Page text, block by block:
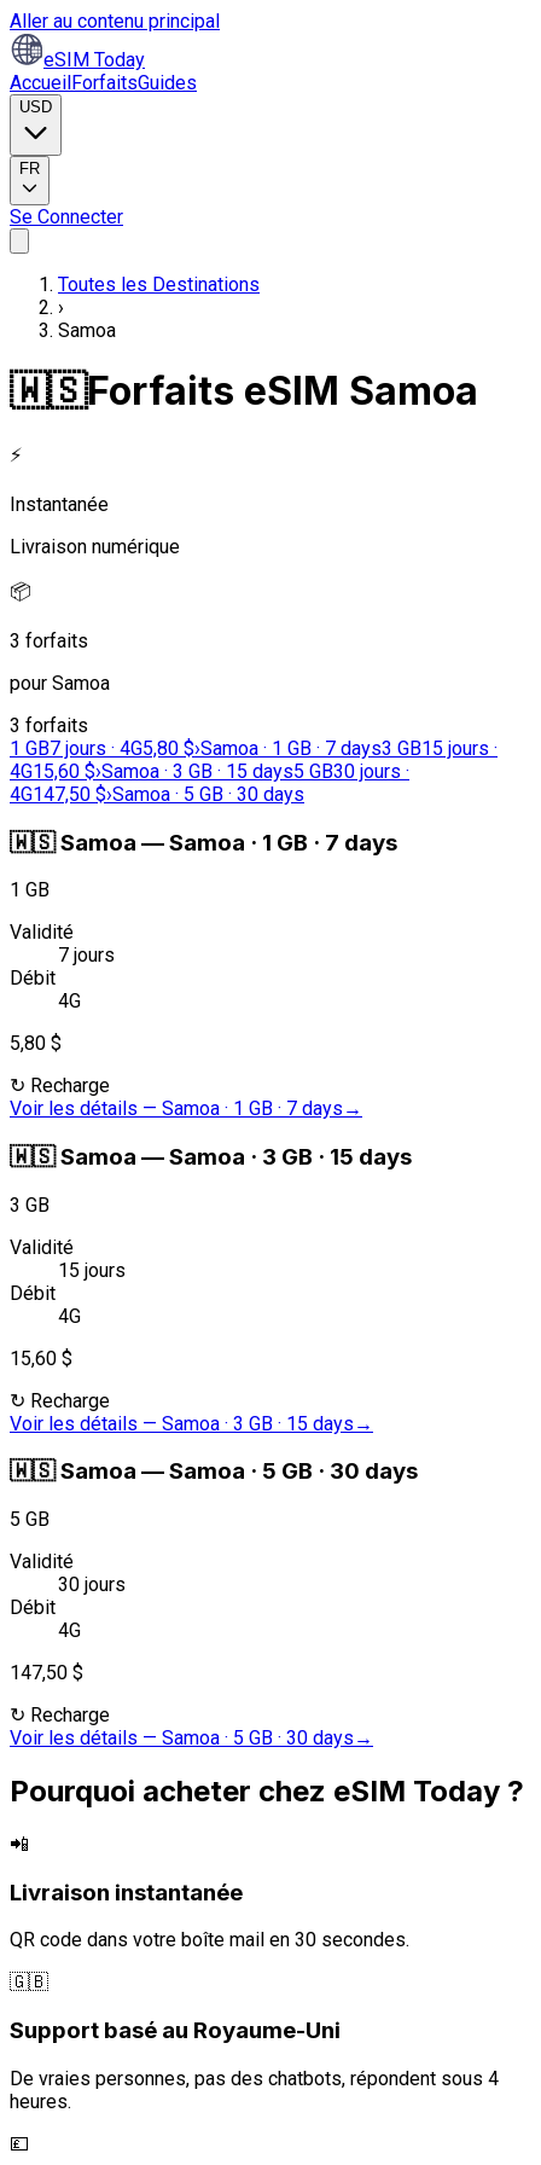
Aller au contenu principal
eSIM Today
AccueilForfaitsGuides
USD
FR
Se Connecter
Toutes les Destinations
›
Samoa
🇼🇸Forfaits eSIM Samoa
⚡
Instantanée
Livraison numérique
📦
3 forfaits
pour Samoa
3 forfaits
1 GB7 jours · 4G5,80 $›Samoa · 1 GB · 7 days3 GB15 jours ·
4G15,60 $›Samoa · 3 GB · 15 days5 GB30 jours ·
4G147,50 $›Samoa · 5 GB · 30 days
🇼🇸Samoa —Samoa · 1 GB · 7 days
1 GB
Validité
7 jours
Débit
4G
5,80 $
↻ Recharge
Voir les détails — Samoa · 1 GB · 7 days →
🇼🇸Samoa —Samoa · 3 GB · 15 days
3 GB
Validité
15 jours
Débit
4G
15,60 $
↻ Recharge
Voir les détails — Samoa · 3 GB · 15 days →
🇼🇸Samoa —Samoa · 5 GB · 30 days
5 GB
Validité
30 jours
Débit
4G
147,50 $
↻ Recharge
Voir les détails — Samoa · 5 GB · 30 days →
Pourquoi acheter chez eSIM Today ?
📲
Livraison instantanée
QR code dans votre boîte mail en 30 secondes.
🇬🇧
Support basé au Royaume-Uni
De vraies personnes, pas des chatbots, répondent sous 4
heures.
💷